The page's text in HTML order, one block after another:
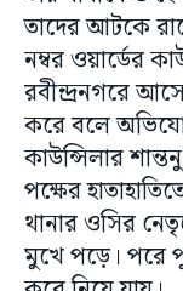
তাদের আটকে
নম্বর ওয়ার্ডের
রবীন্দ্রনগরে
করে বলে
কাউন্সিলার
পক্ষের
থানার ওসির
মুখে পড়ে। পরে